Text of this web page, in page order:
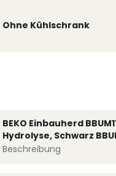
Ohne Kühlschrank
BEKO Einbauherd
Hydrolyse, Schwarz
Beschreibung